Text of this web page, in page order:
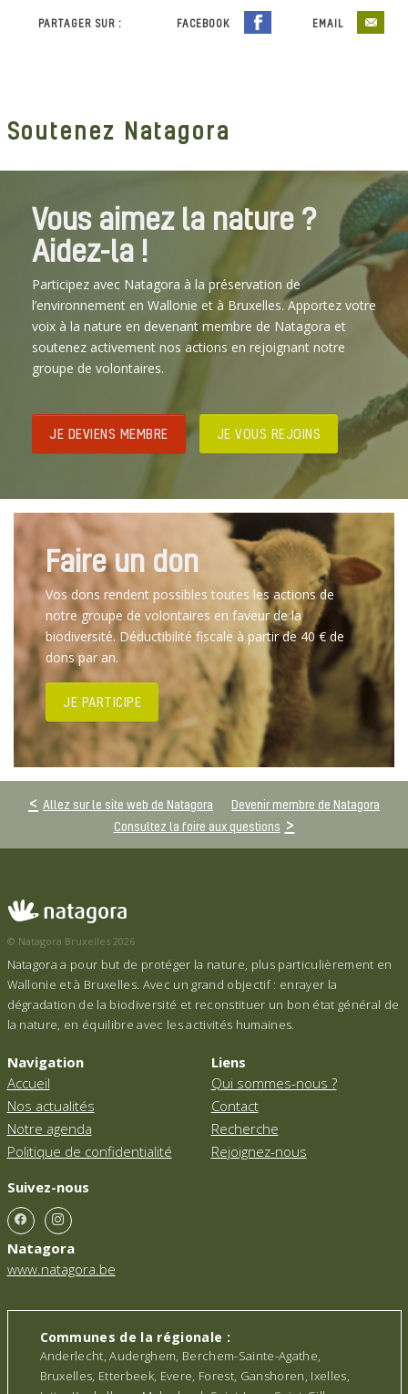
PARTAGER SUR : FACEBOOK EMAIL
Soutenez Natagora
Vous aimez la nature ?
Aidez-la !
Participez avec Natagora à la préservation de
l’environnement en Wallonie et à Bruxelles. Apportez votre
voix à la nature en devenant membre de Natagora et
soutenez activement nos actions en rejoignant notre
groupe de volontaires.
JE DEVIENS MEMBRE JE VOUS REJOINS
Faire un don
Vos dons rendent possibles toutes les actions de
notre groupe de volontaires en faveur de la
biodiversité. Déductibilité fiscale à partir de 40 € de
dons par an.
JE PARTICIPE
Allez sur le site web de Natagora
Devenir membre de Natagora
Consultez la foire aux questions
© Natagora Bruxelles 2026
Natagora a pour but de protéger la nature, plus particulièrement en
Wallonie et à Bruxelles. Avec un grand objectif : enrayer la
dégradation de la biodiversité et reconstituer un bon état général de
la nature, en équilibre avec les activités humaines.
Navigation
Accueil
Nos actualités
Notre agenda
Politique de confidentialité
Liens
Qui sommes-nous ?
Contact
Recherche
Rejoignez-nous
Suivez-nous
Natagora
www.natagora.be
Communes de la régionale :
Anderlecht, Auderghem, Berchem-Sainte-Agathe,
Bruxelles, Etterbeek, Evere, Forest, Ganshoren, Ixelles,